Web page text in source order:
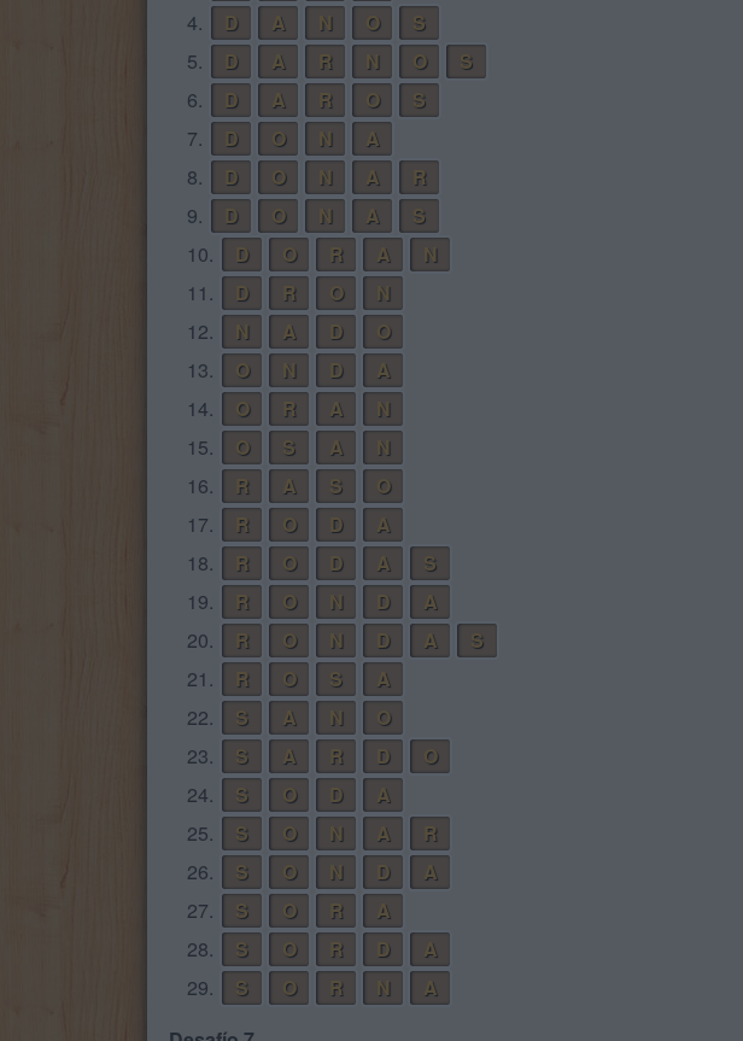
4.
D A N O
S
5.
D A R N O
S
6.
D A R O
S
7.
D O N
A
8.
D O N A
R
9.
D O N A
S
10.
D O R A
N
11.
D R O
N
12.
N A D
O
13.
O N D
A
14.
O R A
N
15.
O S A
N
16.
R A S
O
17.
R O D
A
18.
R O D A
S
19.
R O N D
A
20.
R O N D A
S
21.
R O S
A
22.
S A N
O
23.
S A R D
O
24.
S O D
A
25.
S O N A
R
26.
S O N D
A
27.
S O R
A
28.
S O R D
A
29.
S O R N
A